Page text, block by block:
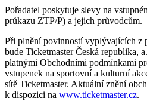
Pořadatel poskytuje slevy na
průkazu ZTP/P) a jejich průvodcům.
Při plnění povinností vyplývajících z
bude Ticketmaster Česká republika,
platnými Obchodními podmínkami
vstupenek na sportovní a kulturní
sítě Ticketmaster. Aktuální znění
k dispozici na www.ticketmaster.cz.